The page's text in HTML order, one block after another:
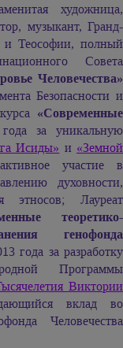
художница,
музыкант, Гранд-
и Теософии, полный
Совета
Человечества»
Безопасности и
«Современные
за уникальную
Исиды» и «Земной
участие в
духовности,
этносов; Лауреат
теоретико-
генофонда
за разработку
Программы
Виктории
вклад во
Человечества